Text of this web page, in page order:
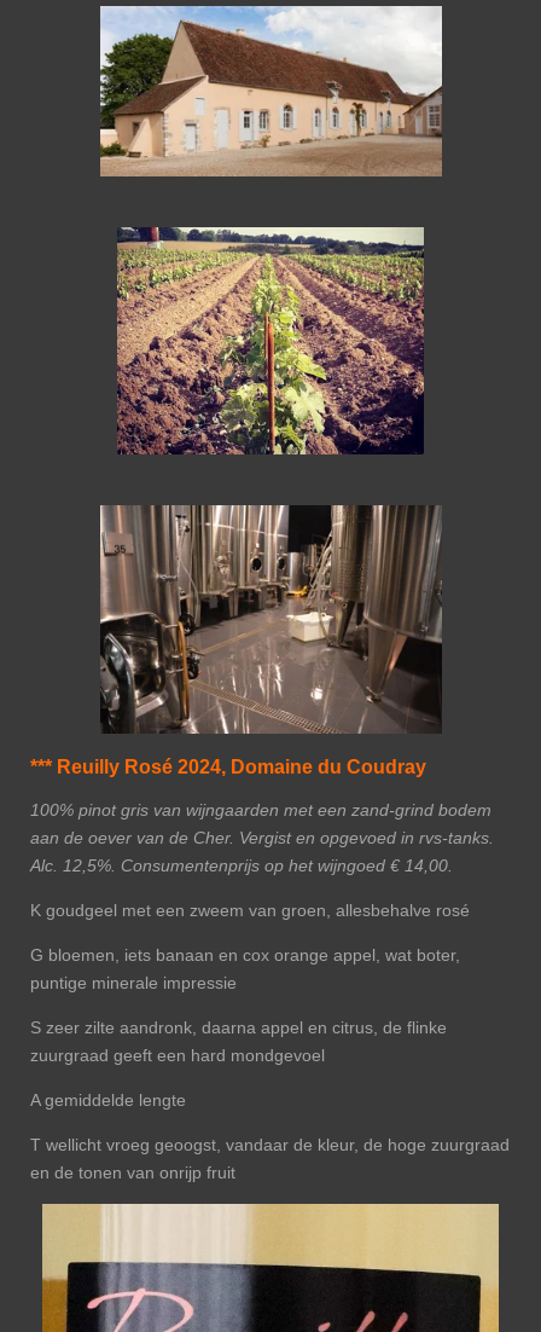
*** Reuilly Rosé 2024, Domaine du Coudray
100% pinot gris van wijngaarden met een zand-grind bodem
aan de oever van de Cher. Vergist en opgevoed in rvs-tanks.
Alc. 12,5%. Consumentenprijs op het wijngoed € 14,00.
K goudgeel met een zweem van groen, allesbehalve rosé
G bloemen, iets banaan en cox orange appel, wat boter,
puntige minerale impressie
S zeer zilte aandronk, daarna appel en citrus, de flinke
zuurgraad geeft een hard mondgevoel
A gemiddelde lengte
T wellicht vroeg geoogst, vandaar de kleur, de hoge zuurgraad
en de tonen van onrijp fruit